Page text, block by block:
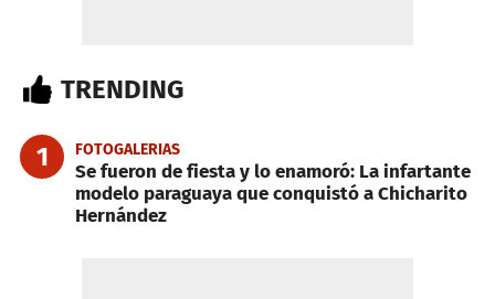
TRENDING
1 FOTOGALERIAS
Se fueron de fiesta y lo enamoró: La infartante
modelo paraguaya que conquistó a Chicharito
Hernández